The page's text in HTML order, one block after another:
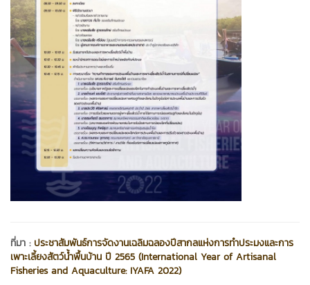
ที่มา : ประชาสัมพันธ์การจัดงานเฉลิมฉลองปีสากลแห่งการทำประมงและการ
เพาะเลี้ยงสัตว์น้ำพื้นบ้าน ปี 2565 (International Year of Artisanal
Fisheries and Aquaculture: IYAFA 2022)